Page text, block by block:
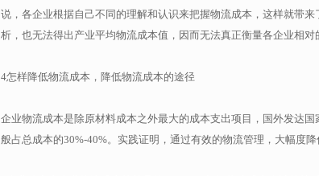
说，各企业根据自己不同的理解和认识来把握物流成本，这样就带
析，也无法得出产业平均物流成本值，因而无法真正衡量各企业相对
4怎样降低物流成本，降低物流成本的途径
企业物流成本是除原材料成本之外最大的成本支出项目，国外发达
般占总成本的30%-40%。实践证明，通过有效的物流管理，大幅度